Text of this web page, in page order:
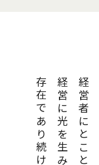
経営に光を生み出す
存在であり続ける